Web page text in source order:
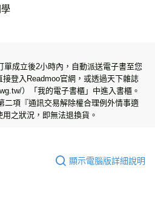
單成立後2小時內，自動派送電子書至您
登入Readmoo官網，或透過天下雜誌
）「我的電子書櫃」中進入書櫃。
二項『通訊交易解除權合理例外情事適
之狀況，即無法退換貨。
顯示電腦版詳細說明